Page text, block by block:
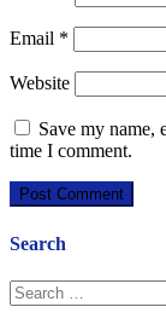
Email *
Website
Save my name,
time I comment.
Search
Search
for: